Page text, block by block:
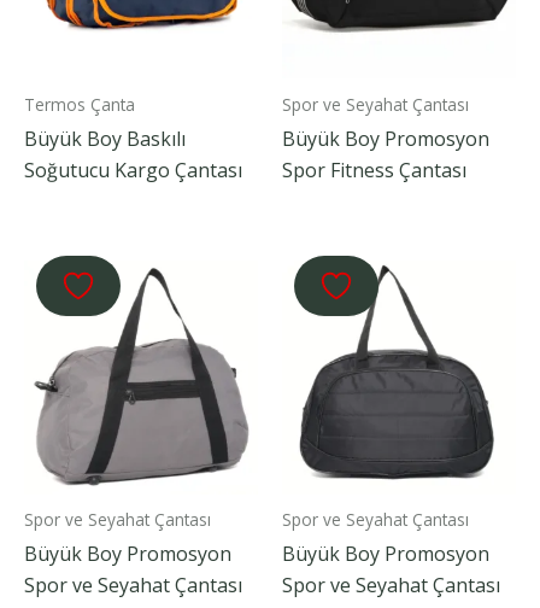
Termos Çanta
Büyük Boy Baskılı
Soğutucu Kargo Çantası
Spor ve Seyahat Çantası
Büyük Boy Promosyon
Spor Fitness Çantası
Spor ve Seyahat Çantası
Büyük Boy Promosyon
Spor ve Seyahat Çantası
Spor ve Seyahat Çantası
Büyük Boy Promosyon
Spor ve Seyahat Çantası